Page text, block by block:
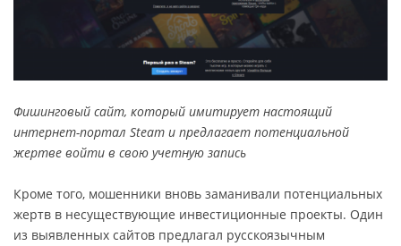
Фишинговый сайт, который имитирует настоящий
интернет-портал Steam и предлагает потенциальной
жертве войти в свою учетную запись
Кроме того, мошенники вновь заманивали потенциальных
жертв в несуществующие инвестиционные проекты. Один
из выявленных сайтов предлагал русскоязычным